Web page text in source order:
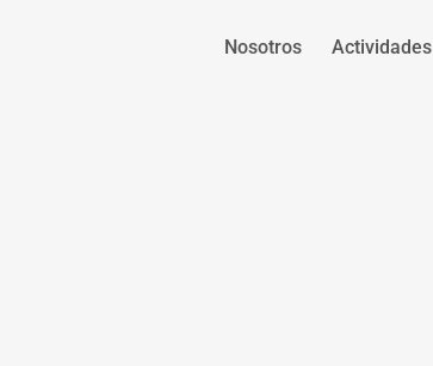
Nosotros Actividades